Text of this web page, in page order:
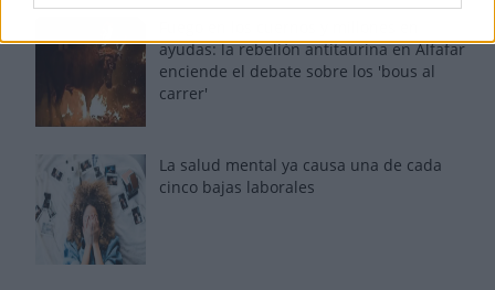
ayudas: la rebelión antitaurina en Alfafar
enciende el debate sobre los 'bous al
carrer'
La salud mental ya causa una de cada
cinco bajas laborales